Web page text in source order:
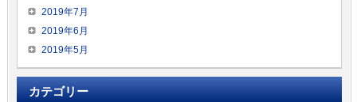
2019年7月
2019年6月
2019年5月
カテゴリー